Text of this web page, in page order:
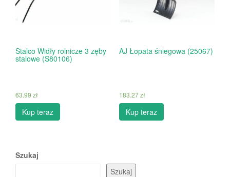
Stalco Widły rolnicze 3 zęby
stalowe (S80106)
63.99 zł
Kup teraz
AJ Łopata śniegowa (25067)
183.27zł
Kup teraz
Szukaj
Szukaj